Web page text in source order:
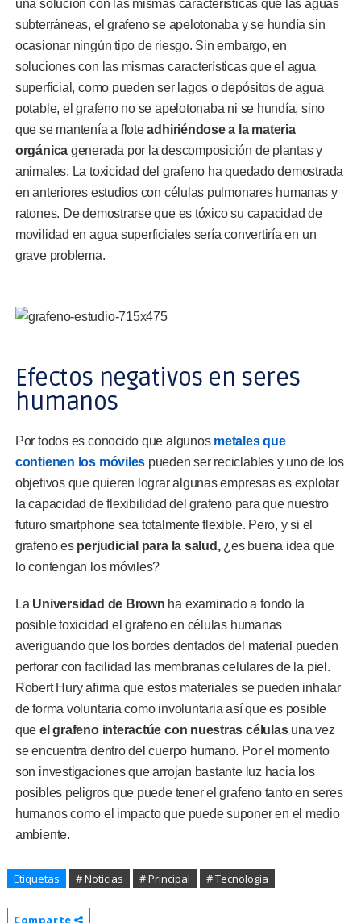
una solución con las mismas características que las aguas
subterráneas, el grafeno se apelotonaba y se hundía sin
ocasionar ningún tipo de riesgo. Sin embargo, en
soluciones con las mismas características que el agua
superficial, como pueden ser lagos o depósitos de agua
potable, el grafeno no se apelotonaba ni se hundía, sino
que se mantenía a floteadhiriéndose a la materia
orgánica generada por la descomposición de plantas y
animales. La toxicidad del grafeno ha quedado demostrada
en anteriores estudios con células pulmonares humanas y
ratones. De demostrarse que es tóxico su capacidad de
movilidad en agua superficiales sería convertiría en un
grave problema.
Efectos negativos en seres
humanos
Por todos es conocido que algunos metales que
contienen los móviles pueden ser reciclables y uno de los
objetivos que quieren lograr algunas empresas es explotar
la capacidad de flexibilidad del grafeno para que nuestro
futuro smartphone sea totalmente flexible. Pero, y si el
grafeno es perjudicial para la salud,¿es buena idea que
lo contengan los móviles?
La Universidad de Brown ha examinado a fondo la
posible toxicidad el grafeno en células humanas
averiguando que los bordes dentados del material pueden
perforar con facilidad las membranas celulares de la piel.
Robert Hury afirma que estos materiales se pueden inhalar
de forma voluntaria como involuntaria así que es posible
queel grafeno interactúe con nuestras célulasuna vez
se encuentra dentro del cuerpo humano. Por el momento
son investigaciones que arrojan bastante luz hacia los
posibles peligros que puede tener el grafeno tanto en seres
humanos como el impacto que puede suponer en el medio
ambiente.
Etiquetas # Noticias # Principal # Tecnología
Comparte